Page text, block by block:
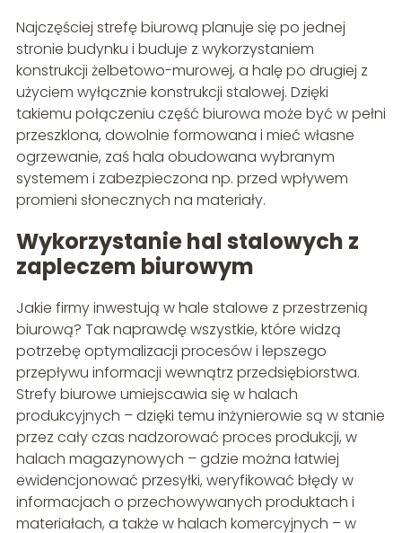
Najczęściej strefę biurową planuje się po jednej
stronie budynku i buduje z wykorzystaniem
konstrukcji żelbetowo-murowej, a halę po drugiej z
użyciem wyłącznie konstrukcji stalowej. Dzięki
takiemu połączeniu część biurowa może być w pełni
przeszklona, dowolnie formowana i mieć własne
ogrzewanie, zaś hala obudowana wybranym
systemem i zabezpieczona np. przed wpływem
promieni słonecznych na materiały.
Wykorzystanie hal stalowych z
zapleczem biurowym
Jakie firmy inwestują w hale stalowe z przestrzenią
biurową? Tak naprawdę wszystkie, które widzą
potrzebę optymalizacji procesów i lepszego
przepływu informacji wewnątrz przedsiębiorstwa.
Strefy biurowe umiejscawia się w halach
produkcyjnych – dzięki temu inżynierowie są w stanie
przez cały czas nadzorować proces produkcji, w
halach magazynowych – gdzie można łatwiej
ewidencjonować przesyłki, weryfikować błędy w
informacjach o przechowywanych produktach i
materiałach, a także w halach komercyjnych – w